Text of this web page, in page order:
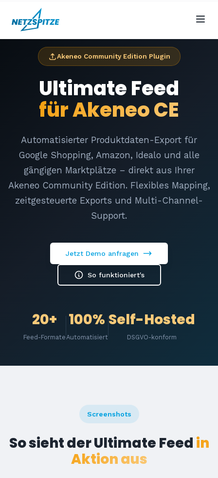
Akeneo Community Edition Plugin
Ultimate Feed
für Akeneo CE
Automatisierter Produktdaten-Export für
Google Shopping, Amazon, Idealo und alle
gängigen Marktplätze – direkt aus Ihrer
Akeneo Community Edition. Flexibles Mapping,
zeitgesteuerte Exports und Multi-Channel-
Support.
Jetzt Demo anfragen
So funktioniert's
20+
Feed-Formate
100%
Automatisiert
Self-Hosted
DSGVO-konform
Screenshots
So sieht der Ultimate Feed in
Aktion aus